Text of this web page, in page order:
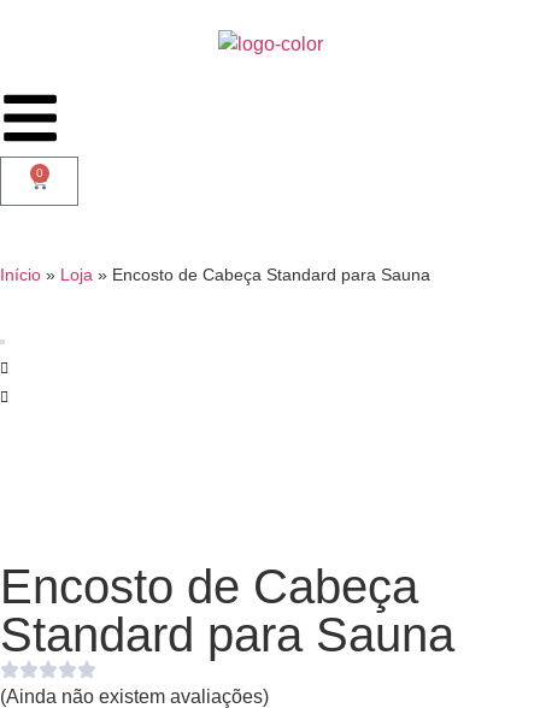
0
Início » Loja » Encosto de Cabeça Standard para Sauna
Encosto de Cabeça
Standard para Sauna
(Ainda não existem avaliações)